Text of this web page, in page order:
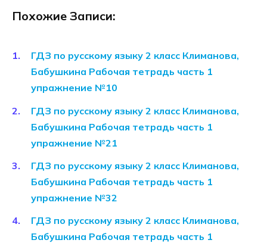
Похожие Записи:
ГДЗ по русскому языку 2 класс Климанова,
Бабушкина Рабочая тетрадь часть 1
упражнение №10
ГДЗ по русскому языку 2 класс Климанова,
Бабушкина Рабочая тетрадь часть 1
упражнение №21
ГДЗ по русскому языку 2 класс Климанова,
Бабушкина Рабочая тетрадь часть 1
упражнение №32
ГДЗ по русскому языку 2 класс Климанова,
Бабушкина Рабочая тетрадь часть 1